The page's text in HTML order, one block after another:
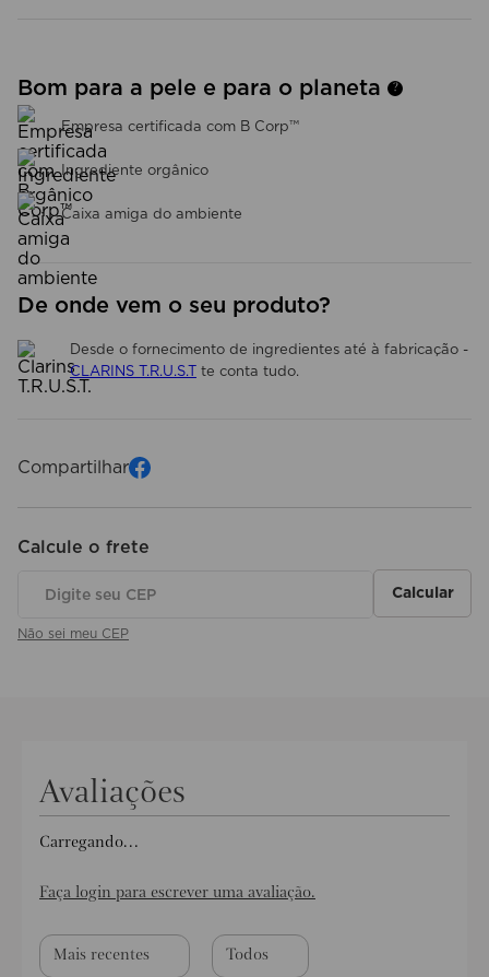
Bom para a pele e para o planeta ?
Empresa certificada com B Corp™
Ingrediente orgânico
Caixa amiga do ambiente
De onde vem o seu produto?
Desde o fornecimento de ingredientes até à fabricação -
CLARINS T.R.U.S.T
te conta tudo.
Compartilhar
Não sei meu CEP
Avaliações
Carregando…
Faça login para escrever uma avaliação.
Mais recentes Todos